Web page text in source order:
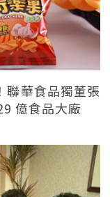
聯華食品獨董張
億食品大廠